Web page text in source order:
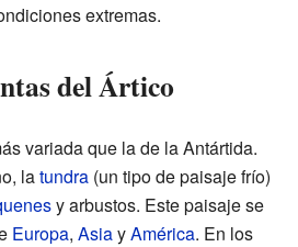
extremas.
del Ártico
variada que la de la Antártida.
latundra (un tipo de paisaje frío)
y arbustos. Este paisaje se
Europa, AsiayAmérica. En los